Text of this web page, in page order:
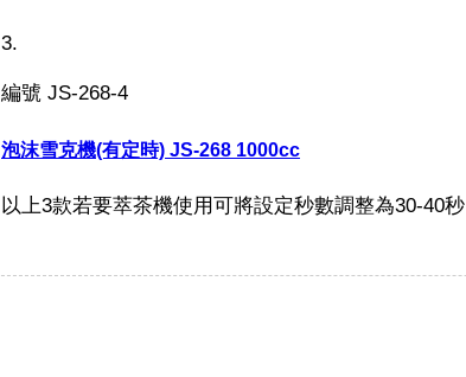
3.
編號 JS-268-4
泡沫雪克機(有定時) JS-268 1000cc
以上3款若要萃茶機使用可將設定秒數調整為30-40秒